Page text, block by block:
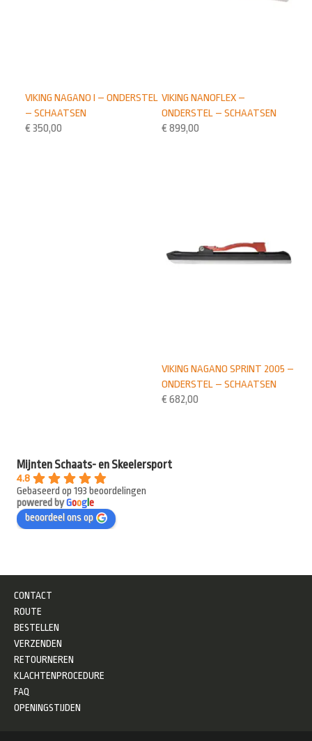
VIKING NANOFLEX –
ONDERSTEL – SCHAATSEN
€ 899,00
VIKING NAGANO I – ONDERSTEL
– SCHAATSEN
€ 350,00
VIKING NAGANO SPRINT 2005 –
ONDERSTEL – SCHAATSEN
€ 682,00
Mijnten Schaats- en Skeelersport
4.8
Gebaseerd op 193 beoordelingen
powered byGooge
beoordeel ons op
CONTACT
ROUTE
BESTELLEN
VERZENDEN
RETOURNEREN
KLACHTENPROCEDURE
FAQ
OPENINGSTIJDEN